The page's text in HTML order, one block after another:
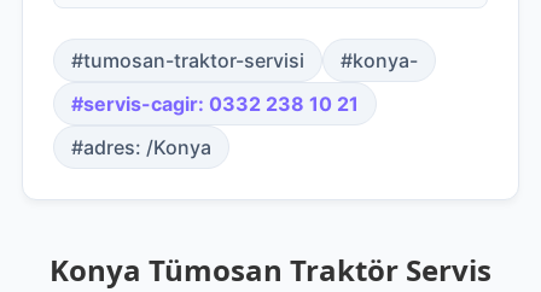
#tumosan-traktor-servisi
#konya-
#servis-cagir: 0332 238 10 21
#adres: /Konya
Konya Tümosan Traktör Servis